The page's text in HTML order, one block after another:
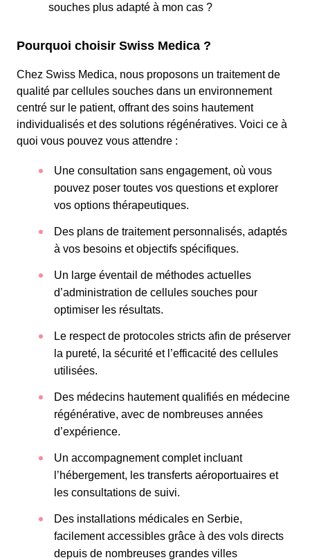
souches plus adapté à mon cas ?
Pourquoi choisir Swiss Medica ?
Chez Swiss Medica, nous proposons un traitement de
qualité par cellules souches dans un environnement
centré sur le patient, offrant des soins hautement
individualisés et des solutions régénératives. Voici ce à
quoi vous pouvez vous attendre :
Une consultation sans engagement, où vous
pouvez poser toutes vos questions et explorer
vos options thérapeutiques.
Des plans de traitement personnalisés, adaptés
à vos besoins et objectifs spécifiques.
Un large éventail de méthodes actuelles
d’administration de cellules souches pour
optimiser les résultats.
Le respect de protocoles stricts afin de préserver
la pureté, la sécurité et l’efficacité des cellules
utilisées.
Des médecins hautement qualifiés en médecine
régénérative, avec de nombreuses années
d’expérience.
Un accompagnement complet incluant
l’hébergement, les transferts aéroportuaires et
les consultations de suivi.
Des installations médicales en Serbie,
facilement accessibles grâce à des vols directs
depuis de nombreuses grandes villes